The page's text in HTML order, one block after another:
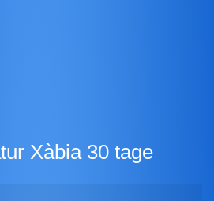
Xàbia 30 tage